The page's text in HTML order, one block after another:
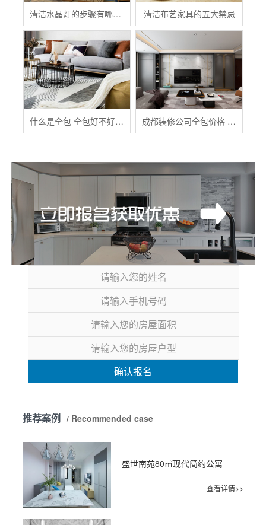
清洁水晶灯的步骤有哪些？ 清洁布艺家具的五大禁忌
什么是全包 全包好不好 全包装修注意事项有哪些 成都装修公司全包价格 成都全包装修多少钱一平
确认报名
推荐案例 / Recommended case
盛世南苑80㎡现代简约公寓
查看详情>>